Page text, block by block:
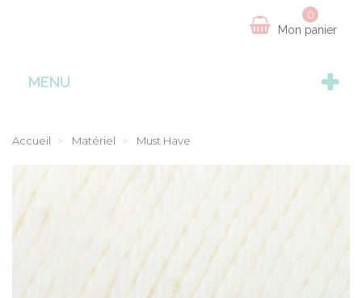
Mon panier
0
MENU
Accueil Matériel Must Have